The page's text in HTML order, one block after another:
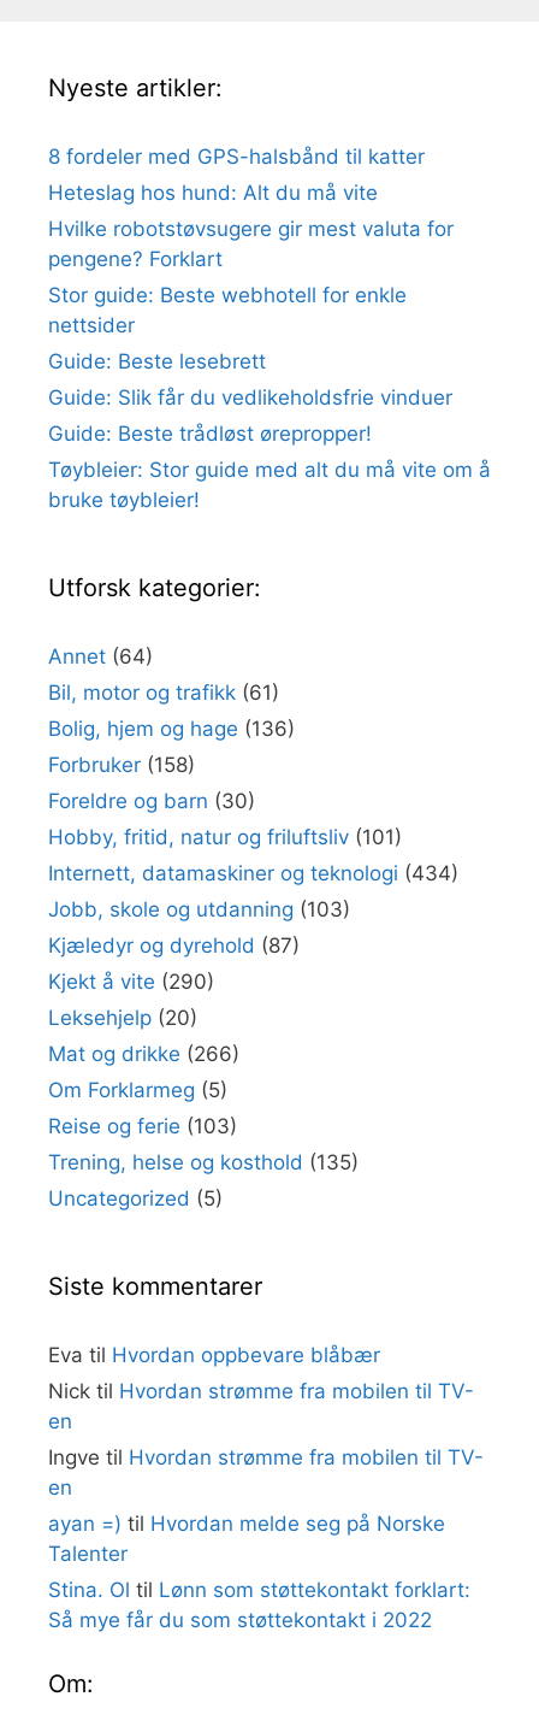
Nyeste artikler:
8 fordeler med GPS-halsbånd til katter
Heteslag hos hund: Alt du må vite
Hvilke robotstøvsugere gir mest valuta for
pengene? Forklart
Stor guide: Beste webhotell for enkle
nettsider
Guide: Beste lesebrett
Guide: Slik får du vedlikeholdsfrie vinduer
Guide: Beste trådløst ørepropper!
Tøybleier: Stor guide med alt du må vite om å
bruke tøybleier!
Utforsk kategorier:
Annet (64)
Bil, motor og trafikk (61)
Bolig, hjem og hage (136)
Forbruker (158)
Foreldre og barn (30)
Hobby, fritid, natur og friluftsliv (101)
Internett, datamaskiner og teknologi (434)
Jobb, skole og utdanning (103)
Kjæledyr og dyrehold (87)
Kjekt å vite (290)
Leksehjelp (20)
Mat og drikke (266)
Om Forklarmeg (5)
Reise og ferie (103)
Trening, helse og kosthold (135)
Uncategorized (5)
Siste kommentarer
Eva til Hvordan oppbevare blåbær
Nick til Hvordan strømme fra mobilen til TV-
en
Ingve til Hvordan strømme fra mobilen til TV-
en
ayan =) til Hvordan melde seg på Norske
Talenter
Stina. Ol til Lønn som støttekontakt forklart:
Så mye får du som støttekontakt i 2022
Om: